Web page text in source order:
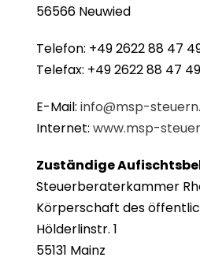
56566 Neuwied
Telefon: +49 2622 88 47
Telefax: +49 2622 88 47
E-Mail:info@msp-
Internet:www.msp-
Zuständige
Steuerberaterkammer
Körperschaft des
Hölderlinstr. 1
55131 Mainz